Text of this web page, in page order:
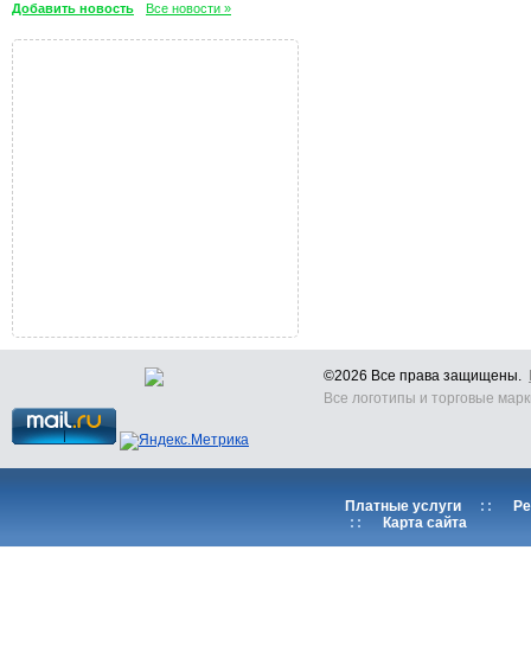
Добавить новость Все новости »
©2026 Все права защищены.
Все логотипы и торговые
Платные услуги ::
::
Карта сайта